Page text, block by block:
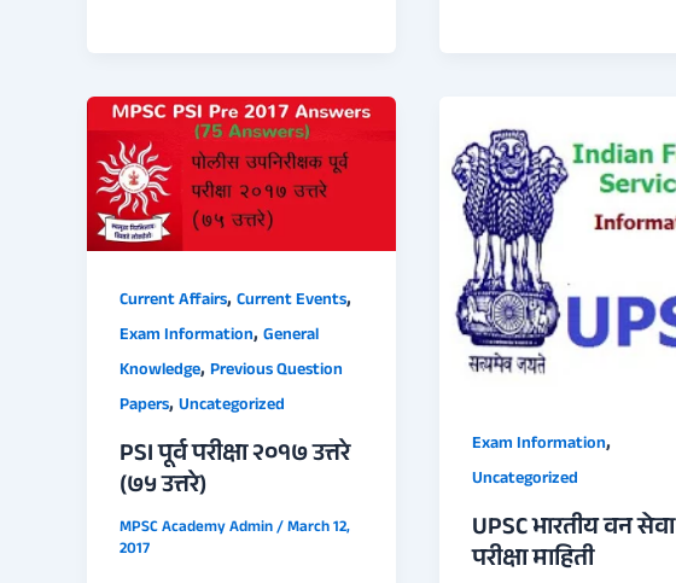
Current Affairs, Current Events,
Exam Information, General
Knowledge, Previous Question
Papers, Uncategorized
PSI पूर्व परीक्षा २०१७ उत्तरे
(७५ उत्तरे)
MPSC Academy Admin/March 12,
2017
Exam Information,
Uncategorized
UPSC भारतीय वन सेवा
परीक्षा माहिती